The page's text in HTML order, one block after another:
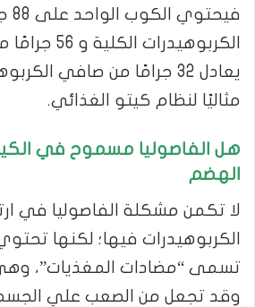
الكربوهيدرات
يعادل 32 جرامًا من صافي
مثاليًا لنظام كيتو الغذائي.
هل الفاصوليا مسموح في
الهضم
لا تكمن مشكلة الفاصوليا في
الكربوهيدرات فيها؛ لكنها
تسمى “مضادات المغذيات”،
وقد تجعل من الصعب علي